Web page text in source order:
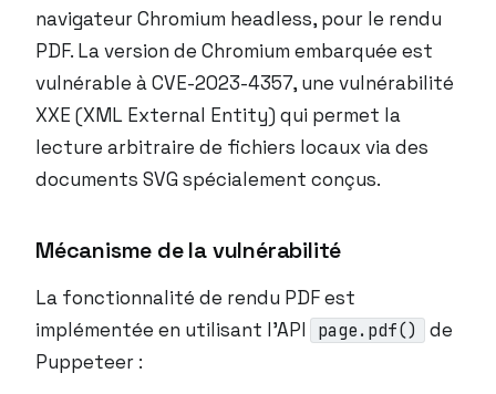
navigateur Chromium headless, pour le rendu
PDF. La version de Chromium embarquée est
vulnérable à CVE-2023-4357, une vulnérabilité
XXE (XML External Entity) qui permet la
lecture arbitraire de fichiers locaux via des
documents SVG spécialement conçus.
Mécanisme de la vulnérabilité
La fonctionnalité de rendu PDF est
implémentée en utilisant l’API
page.pdf()
de
Puppeteer :